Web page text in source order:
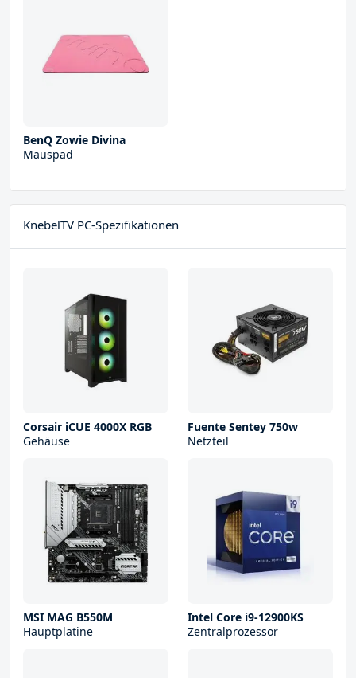
BenQ Zowie Divina
Mauspad
KnebelTV PC-Spezifikationen
Corsair iCUE 4000X RGB
Gehäuse
Fuente Sentey 750w
Netzteil
MSI MAG B550M
Hauptplatine
Intel Core i9-12900KS
Zentralprozessor